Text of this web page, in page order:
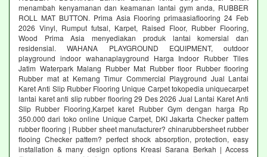
menambah kenyamanan dan keamanan lantai gym anda, RUBBER
ROLL MAT BUTTON. Prima Asia Flooring primaasiaflooring 24 Feb
2026 Vinyl, Rumput futsal, Karpet, Raised Floor, Rubber Flooring,
Wood Prima Asia menyediakan produk lantai komersial dan
residensial. WAHANA PLAYGROUND EQUIPMENT, outdoor
playground indoor wahanaplayground Harga Indoor Rubber Tiles
Jatim Waterpark Malang Rubber Mat Rubber floor Rubber flooring
Rubber mat at Kemang Timur Commercial Playground Jual Lantai
Karet Anti Slip Rubber Flooring Unique Carpet tokopedia uniquecarpet
lantai karet anti slip rubber flooring 29 Des 2026 Jual Lantai Karet Anti
Slip Rubber Flooring,Karpet karet Rubber Gym dengan harga Rp
350.000 dari toko online Unique Carpet, DKI Jakarta Checker pattem
rubber flooring | Rubber sheet manufacturer? chinarubbersheet rubber
flooing Checker pattem? perfect shock absorption, protection, easy
installation & many design options Kreasi Sarana Berkah | Access